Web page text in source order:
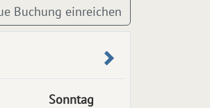
Buchung einreichen
Sonntag